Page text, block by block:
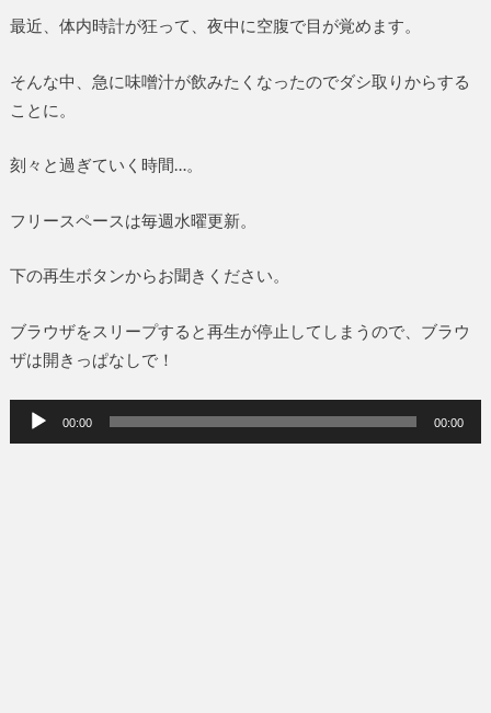
最近、体内時計が狂って、夜中に空腹で目が覚めます。
そんな中、急に味噌汁が飲みたくなったのでダシ取りからする
ことに。
刻々と過ぎていく時間…。
フリースペースは毎週水曜更新。
下の再生ボタンからお聞きください。
ブラウザをスリープすると再生が停止してしまうので、ブラウ
ザは開きっぱなしで！
00:00 00:00